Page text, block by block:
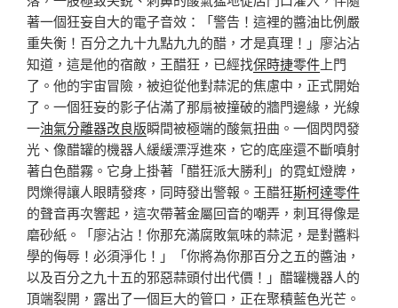
著一個狂妄自大的電子音效：「警告！這裡的醬油比例嚴
重失衡！百分之九十九點九九的醋，才是真理！」廖沾沾
知道，這是他的宿敵，王醋狂，已經找保時捷零件 上門
了。他的宇宙冒險，被迫從他對蒜泥的焦慮中，正式開始
了。一個狂妄的影子佔滿了那扇被撞破的牆門邊緣，光線
一油氣分離器改良版瞬間被極端的酸氣扭曲。一個閃閃發
光、像醋罐的機器人緩緩漂浮進來，它的底座還不斷噴射
著白色醋霧。它身上掛著「醋狂派大勝利」的霓虹燈牌，
閃爍得讓人眼睛發疼，同時發出警報。王醋狂斯柯達零件
的聲音再次響起，這次帶著金屬回音的嘲弄，刺耳得像是
磨砂紙。「廖沾沾！你那充滿腐敗氣味的蒜泥，是對醬料
學的侮辱！必須淨化！」「你將為你那百分之五的醬油，
以及百分之九十五的邪惡蒜頭付出代價！」醋罐機器人的
頂端裂開，露出了一個巨大的管口，正在聚積藍色光芒。